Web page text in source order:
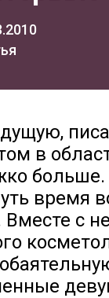
в
время
Вместе с